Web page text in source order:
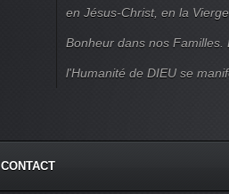
en Jésus-Christ, en la
Bonheur dans nos Familles.
l'Humanité de DIEU se
CONTACT